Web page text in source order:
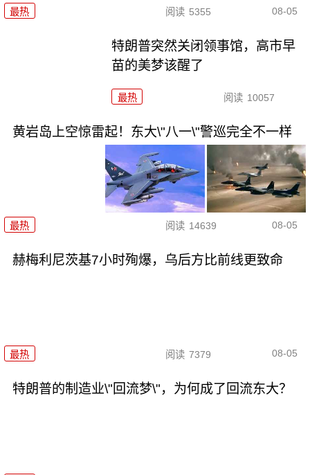
最热 阅读 5355 08-05
特朗普突然关闭领事馆，高市早
苗的美梦该醒了
最热 阅读 10057
黄岩岛上空惊雷起！东大\"八一\"警巡完全不一样
最热 阅读 14639 08-05
赫梅利尼茨基7小时殉爆，乌后方比前线更致命
最热 阅读 7379 08-05
特朗普的制造业\"回流梦\"，为何成了回流东大？